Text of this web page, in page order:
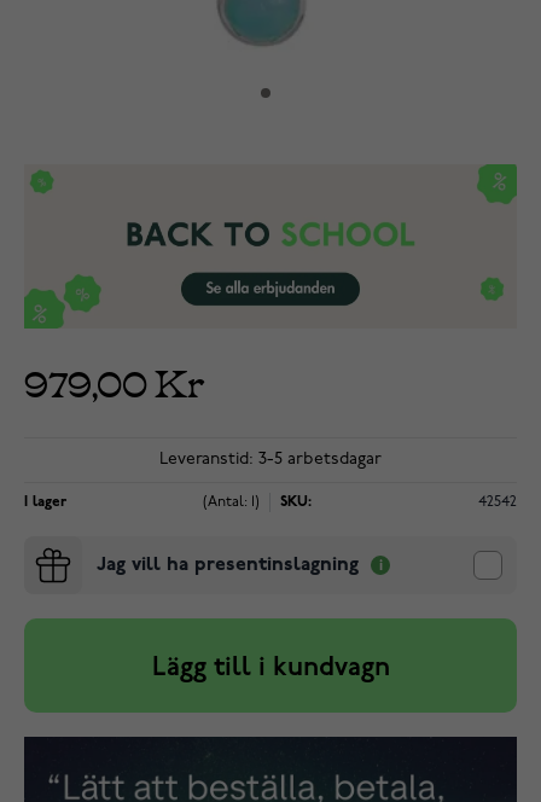
979,00 Kr
Leveranstid: 3-5 arbetsdagar
I lager (Antal: 1) SKU: 42542
Jag vill ha presentinslagning
Lägg till i kundvagn